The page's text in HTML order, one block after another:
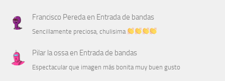
Francisco Peredaen Entrada de bandas
Sencillamente preciosa, chulisima
Pilar la ossaen Entrada de bandas
Espectacular que imagen más bonita muy buen gusto